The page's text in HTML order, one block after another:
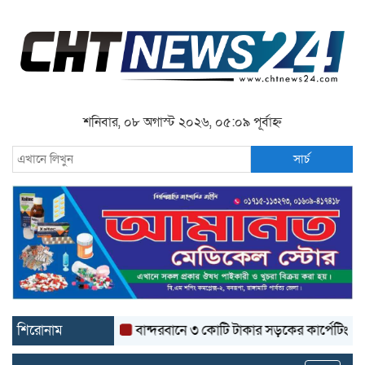
শনিবার, ০৮ অগাস্ট ২০২৬, ০৫:০৯ পূর্বাহ্ন
সার্চ
শিরোনাম বান্দরবানে ৩ কোটি টাকার সড়কের কার্পেটিং উঠে যাচ্ছে